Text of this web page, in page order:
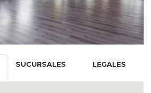
SUCURSALES LEGALES